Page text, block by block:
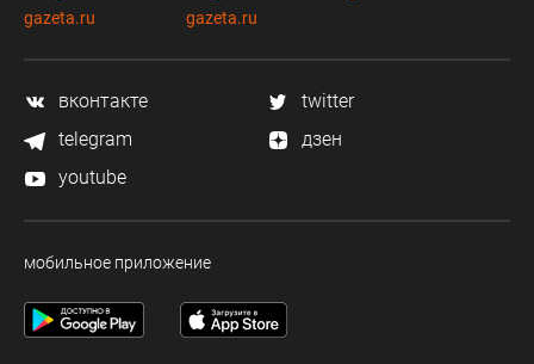
gazeta.ru
gazeta.ru
вконтакте
twitter
telegram
дзен
youtube
мобильное приложение